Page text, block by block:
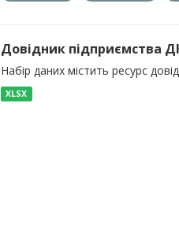
Довідник підприємства
Набір даних містить ресурс
XLSX